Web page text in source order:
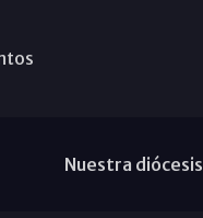
Nuestra diócesis